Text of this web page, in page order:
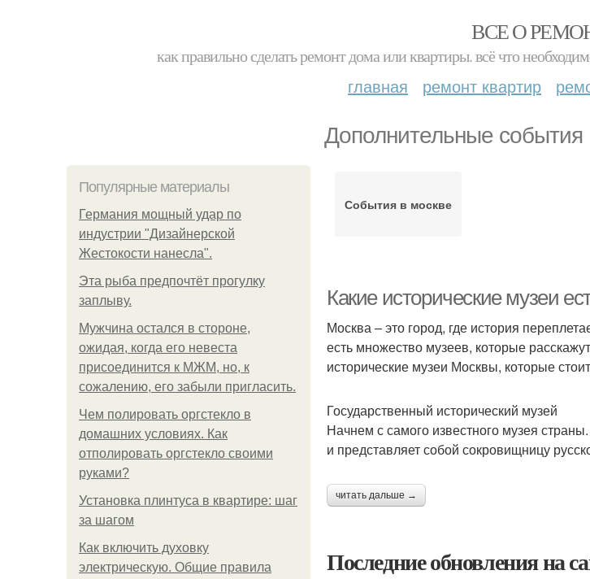
ВСЕ О
как правильно сделать ремонт дома или квартиры. всё что
главная ремонт квартир
Дополнительные события
Популярные материалы
Германия мощный удар по
индустрии "Дизайнерской
Жестокости нанесла".
Эта рыба предпочтёт прогулку
заплыву.
Мужчина остался в стороне,
ожидая, когда его невеста
присоединится к МЖМ, но, к
сожалению, его забыли пригласить.
Чем полировать оргстекло в
домашних условиях. Как
отполировать оргстекло своими
руками?
Установка плинтуса в квартире: шаг
за шагом
Как включить духовку
электрическую. Общие правила
События в москве
Какие исторические музеи
Москва – это город, где история
есть множество музеев, которые
исторические музеи Москвы, которые
Государственный исторический музей
Начнем с самого известного музея
и представляет собой сокровищницу
читать дальше →
Последние обновления на